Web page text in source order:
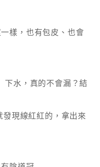
樣，也有包皮、也會
下水，真的不會漏？結
現線紅紅的，拿出來